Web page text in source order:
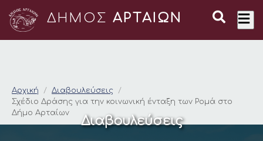
ΔΗΜΟΣ ΑΡΤΑΙΩΝ
Σχέδιο Δράσης για
Αρχική
Διαβουλεύσεις
Σχέδιο Δράσης για την κοινωνική ένταξη των Ρομά στο
Δήμο Αρταίων
Διαβουλεύσεις